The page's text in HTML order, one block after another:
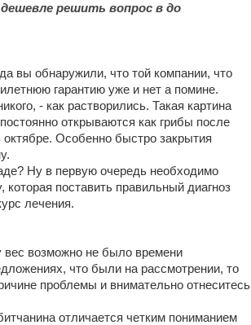
решить вопрос в до
вы обнаружили, что той компании, что
гарантию уже и нет а помине.
- как растворились. Такая картина
открываются как грибы после
Особенно быстро закрытия
Ну в первую очередь необходимо
поставить правильный диагноз
лечения.
возможно не было времени
что были на рассмотрении, то
проблемы и внимательно отнеситесь
отличается четким пониманием